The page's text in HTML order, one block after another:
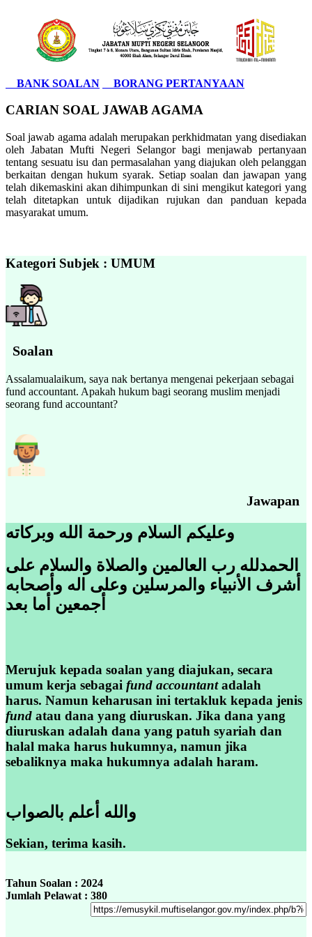
BANK SOALAN BORANG PERTANYAAN
CARIAN SOAL JAWAB AGAMA
Soal jawab agama adalah merupakan perkhidmatan yang disediakan
oleh Jabatan Mufti Negeri Selangor bagi menjawab pertanyaan
tentang sesuatu isu dan permasalahan yang diajukan oleh pelanggan
berkaitan dengan hukum syarak. Setiap soalan dan jawapan yang
telah dikemaskini akan dihimpunkan di sini mengikut kategori yang
telah ditetapkan untuk dijadikan rujukan dan panduan kepada
masyarakat umum.
Kategori Subjek : UMUM
Soalan
Assalamualaikum, saya nak bertanya mengenai pekerjaan sebagai
fund accountant. Apakah hukum bagi seorang muslim menjadi
seorang fund accountant?
Jawapan
الحمدلله رب العالمين والصلاة والسلام على
أشرف الأنبياء والمرسلين وعلى اله وأصحابه
أجمعين أما بعد
Merujuk kepada soalan yang diajukan, secara
umum kerja sebagai fund accountantadalah
harus. Namun keharusan ini tertakluk kepada jenis
fund atau dana yang diuruskan. Jika dana yang
diuruskan adalah dana yang patuh syariah dan
halal maka harus hukumnya, namun jika
sebaliknya maka hukumnya adalah haram.
والله أعلم بالصواب
Sekian, terima kasih.
Tahun Soalan : 2024
Jumlah Pelawat : 380